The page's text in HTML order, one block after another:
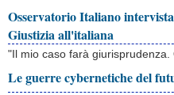
Osservatorio Italiano
Giustizia all'italiana
"Il mio caso farà
Le guerre cybernetiche del